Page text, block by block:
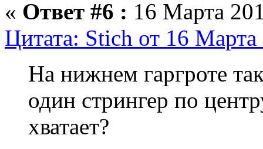
« Ответ #6 : 16 Марта
Цитата: Stich от 16
На нижнем гаргроте
один стрингер по
хватает?